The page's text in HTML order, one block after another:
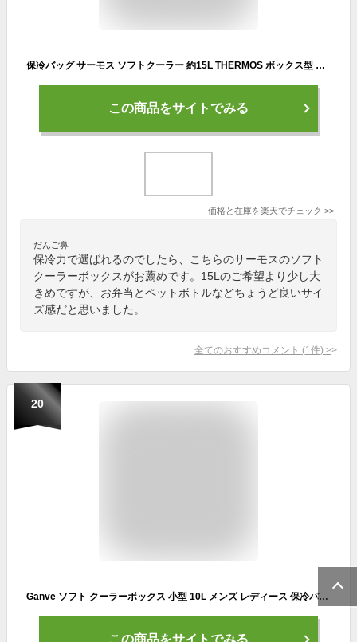
保冷バッグ サーモス ソフトクーラー 約15L THERMOS ボックス型 大容量 スポーツ アウトドア レジャー お弁当 買い物 部活 学校行事/RFD-015
この商品をサイトでみる
価格と在庫を楽天でチェック >>
だんご鼻
保冷力で選ばれるのでしたら、こちらのサーモスのソフト
クーラーボックスがお薦めです。15Lのご希望より少し大
きめですが、お弁当とペットボトルなどちょうど良いサイ
ズ感だと思いました。
全てのおすすめコメント (1 件) >
20
Ganve ソフト クーラーボックス 小型 10L メンズ レディース 保冷バッグ 折り畳み 小さめ クーラーバッグ 釣り BBQ ピクニック 遠足 花火会 バーベキュー キャンプ 保温 保冷 バッグ おしゃれ ソフトクーラー 防水 軽量 保冷ボックス ピクニックバッグ グレー
この商品をサイトでみる